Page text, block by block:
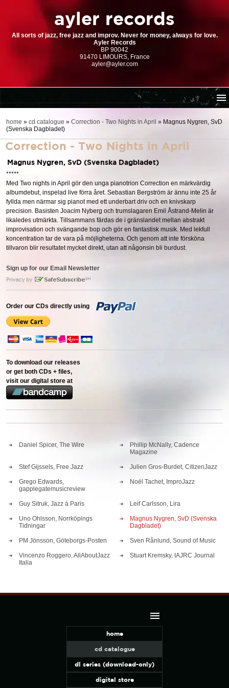
ayler records
All sorts of jazz, free jazz and improv. Never for money, always for love.
Ayler Records
BP 90042
91470 LIMOURS, France
ayler@ayler.com
cd catalogue
dl series (download-only)
digital store
resources
home » cd catalogue » Correction - Two Nights in April » Magnus Nygren, SvD
(Svenska Dagbladet)
Correction - Two Nights in April
Magnus Nygren, SvD (Svenska Dagbladet)
*****
Med Two nights in April gör den unga pianotrion Correction en märkvärdig
albumdebut, inspelad live förra året. Sebastian Bergström är ännu inte 25 år
fyllda men närmar sig pianot med ett underbart driv och en knivskarp
precision. Basisten Joacim Nyberg och trumslagaren Emil Åstrand-Melin är
likaledes utmärkta. Tillsammans färdas de i gränslandet mellan abstrakt
improvisation och svängande bop och gör en fantastisk musik. Med lekfull
koncentration tar de vara på möjligheterna. Och genom att inte försköna
tillvaron blir resultatet mycket direkt, utan att någonsin bli burdust.
Sign up for our Email Newsletter
Order our CDs directly using
To download our releases
or get both CDs + files,
visit our digital store at
Daniel Spicer, The Wire
Phillip McNally, Cadence
Magazine
Stef Gijssels, Free Jazz Julien Gros-Burdet, CitizenJazz
Grego Edwards,
gapplegatemusicreview
Noël Tachet, ImproJazz
Guy Sitruk, Jazz à Paris Leif Carlsson, Lira
Uno Ohlsson, Norrköpings
Tidningar
Magnus Nygren, SvD (Svenska
Dagbladet)
PM Jönsson, Göteborgs-Posten Sven Rånlund, Sound of Music
Vincenzo Roggero, AllAboutJazz
Italia
Stuart Kremsky, IAJRC Journal
home
cd catalogue
dl series (download-only)
digital store